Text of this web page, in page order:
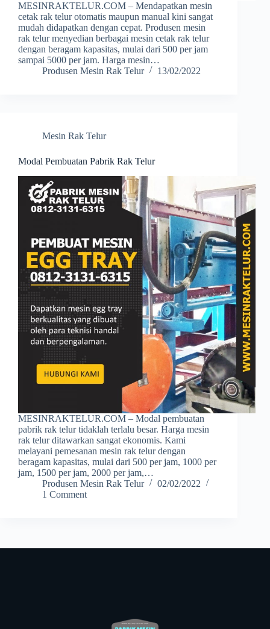
MESINRAKTELUR.COM – Mendapatkan mesin
cetak rak telur otomatis maupun manual kini sangat
mudah didapatkan dengan cepat. Produsen mesin
rak telur menyedian berbagai mesin cetak rak telur
dengan beragam kapasitas, mulai dari 500 per jam
sampai 5000 per jam. Harga mesin…
Produsen Mesin Rak Telur
13/02/2022
Mesin Rak Telur
Modal Pembuatan Pabrik Rak Telur
MESINRAKTELUR.COM – Modal pembuatan
pabrik rak telur tidaklah terlalu besar. Harga mesin
rak telur ditawarkan sangat ekonomis. Kami
melayani pemesanan mesin rak telur dengan
beragam kapasitas, mulai dari 500 per jam, 1000 per
jam, 1500 per jam, 2000 per jam,…
Produsen Mesin Rak Telur
02/02/2022
1 Comment